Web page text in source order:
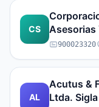
CS
Corporacion
Asesorias
900023320
AL
Acutus &
Ltda.